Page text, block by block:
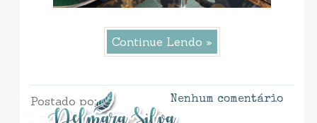
Continue Lendo »
Postado por Nenhum comentário